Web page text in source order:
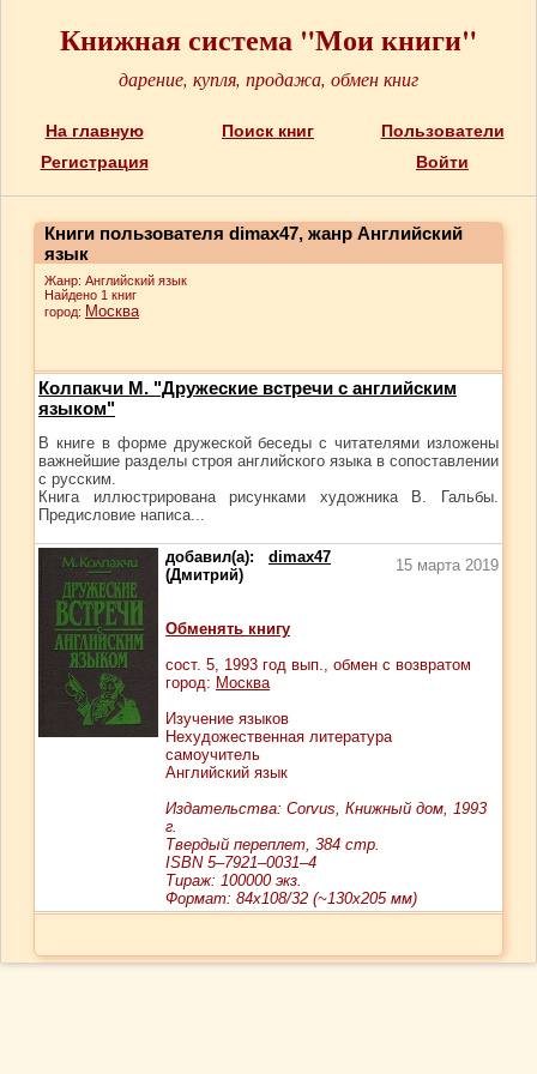
Книжная система "Мои книги"
дарение, купля, продажа, обмен книг
На главную Поиск книг
Пользователи
Регистрация
Войти
Книги пользователя dimax47, жанр Английский
язык
Жанр: Английский язык
Найдено 1 книг
город: Москва
Колпакчи М. "Дружеские встречи с английским
языком"
В книге в форме дружеской беседы с читателями изложены
важнейшие разделы строя английского языка в сопоставлении
с русским.
Книга иллюстрирована рисунками художника В. Гальбы.
Предисловие написа...
добавил(а): dimax47
(Дмитрий)
15 марта 2019
Обменять книгу
сост. 5, 1993 год вып., обмен с возвратом
город: Москва
Изучение языков
Нехудожественная литература
самоучитель
Английский язык
Издательства: Corvus, Книжный дом, 1993
г.
Твердый переплет, 384 стр.
ISBN 5–7921–0031–4
Тираж: 100000 экз.
Формат: 84x108/32 (~130х205 мм)